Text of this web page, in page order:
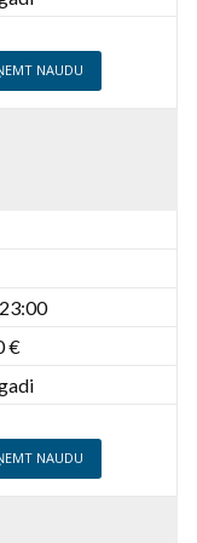
NAUDU
€
NAUDU